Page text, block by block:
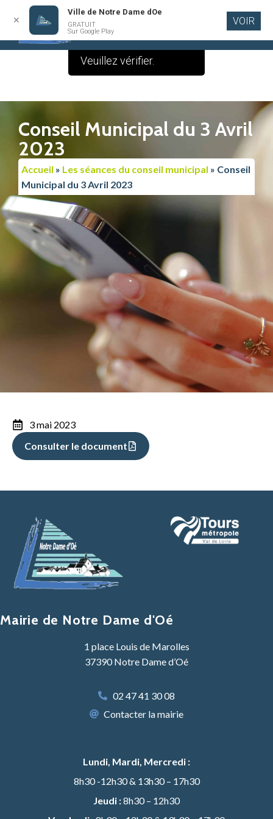
contenu
Conseil Municipal du 3 Avril
2023
Accueil » Les séances du conseil municipal » Conseil
Municipal du 3 Avril 2023
3 mai 2023
Consulter le document
Mairie de Notre Dame d'Oé
1 place Louis de Marolles
37390 Notre Dame d’Oé
02 47 41 30 08
Contacter la mairie
Lundi, Mardi, Mercredi :
8h30 -12h30 & 13h30 – 17h30
Jeudi :8h30 – 12h30
✕
Ville de Notre Dame dOe
GRATUIT
Sur Google Play
VOIR
Le contenu de cette
publication est vide.
Veuillez vérifier.